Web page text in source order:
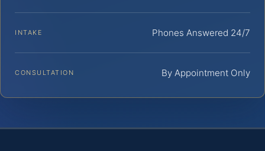
INTAKE Phones Answered 24/7
CONSULTATION By Appointment Only